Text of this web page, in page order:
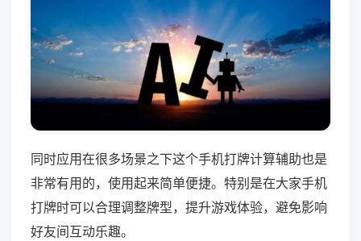
同时应用在很多场景之下这个手机打牌计算辅助也是
非常有用的，使用起来简单便捷。特别是在大家手机
打牌时可以合理调整牌型，提升游戏体验，避免影响
好友间互动乐趣。